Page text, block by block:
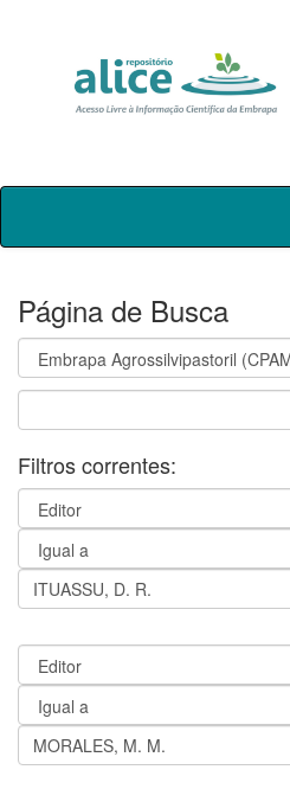
Skip
Página de Busca
Filtros correntes: